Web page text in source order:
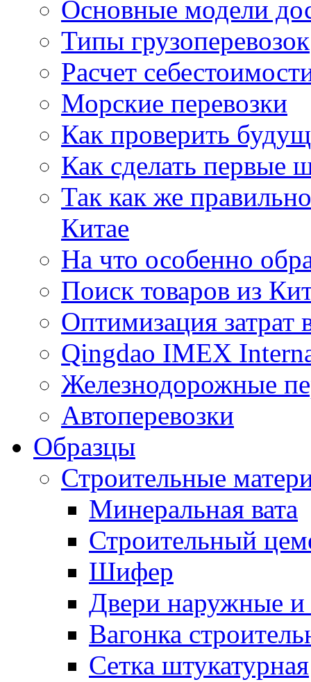
Основные модели
Типы грузоперевозок
Расчет
Морские перевозки
Как проверить
Как сделать первые
Так как же
Китае
На что особенно
Поиск товаров из
Оптимизация затрат
Qingdao IMEX
Железнодорожные
Автоперевозки
Образцы
Строительные
Минеральная вата
Строительный
Шифер
Двери наружные и
Вагонка
Сетка штукатурная